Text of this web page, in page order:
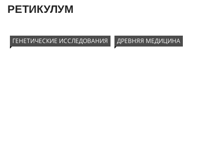
РЕТИКУЛУМ
ГЕНЕТИЧЕСКИЕ ИССЛЕДОВАНИЯ ДРЕВНЯЯ МЕДИЦИНА